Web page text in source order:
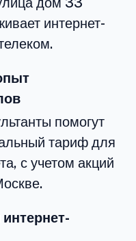
интернет-
помогут
тариф для
с учетом акций